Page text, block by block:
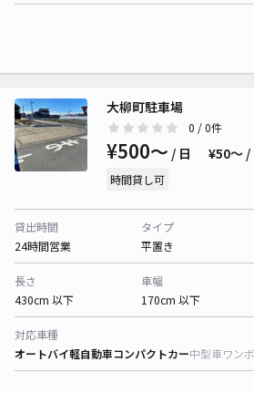
大柳町駐車場
0 / 0件
¥500〜 / 日 ¥50〜 /
時間貸し可
貸出時間
24時間営業
タイプ
平置き
長さ
430cm 以下
車幅
170cm 以下
対応車種
オートバイ軽自動車コンパクトカー中型車ワン